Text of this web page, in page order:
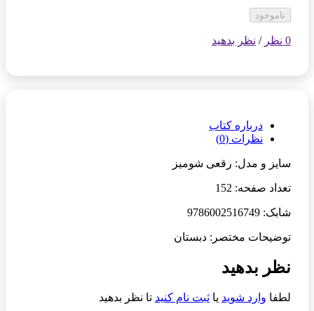
ناموجود
0 نظر / نظر بدهید
درباره کتاب
نظرات (0)
سایز و مدل: رقعی شومیز
تعداد صفحه: 152
شابک: 9786002516749
توضیحات مختصر: دبستان
نظر بدهید
لطفا وارد شوید یا ثبت نام کنید تا نظر بدهید